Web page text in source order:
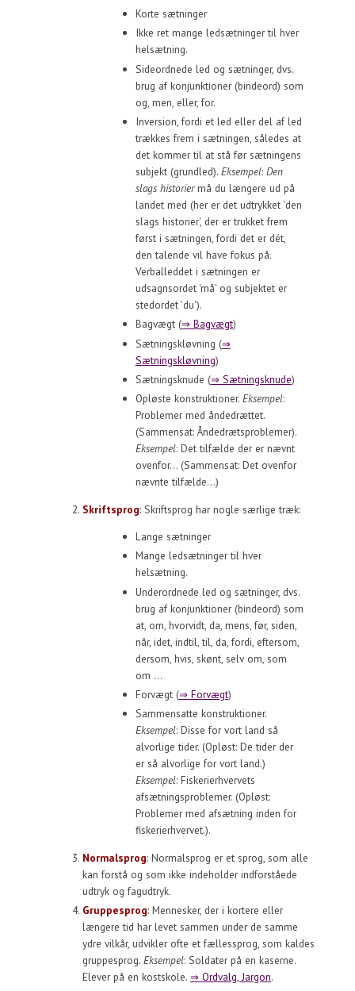
Korte sætninger
Ikke ret mange ledsætninger til hver
helsætning.
Sideordnede led og sætninger, dvs.
brug af konjunktioner (bindeord) som
og, men, eller, for.
Inversion, fordi et led eller del af led
trækkes frem i sætningen, således at
det kommer til at stå før sætningens
subjekt (grundled). Eksempel: Den
slags historiermå du længere ud på
landet med (her er det udtrykket 'den
slags historier', der er trukket frem
først i sætningen, fordi det er dét,
den talende vil have fokus på.
Verballeddet i sætningen er
udsagnsordet 'må' og subjektet er
stedordet 'du').
Bagvægt (⇒ Bagvægt)
Sætningskløvning (⇒
Sætningskløvning)
Sætningsknude (⇒ Sætningsknude)
Opløste konstruktioner. Eksempel:
Problemer med åndedrættet.
(Sammensat: Åndedrætsproblemer).
Eksempel: Det tilfælde der er nævnt
ovenfor... (Sammensat: Det ovenfor
nævnte tilfælde...)
Skriftsprog: Skriftsprog har nogle særlige træk:
Lange sætninger
Mange ledsætninger til hver
helsætning.
Underordnede led og sætninger, dvs.
brug af konjunktioner (bindeord) som
at, om, hvorvidt, da, mens, før, siden,
når, idet, indtil, til, da, fordi, eftersom,
dersom, hvis, skønt, selv om, som
om ...
Forvægt (⇒ Forvægt)
Sammensatte konstruktioner.
Eksempel: Disse for vort land så
alvorlige tider. (Opløst: De tider der
er så alvorlige for vort land.)
Eksempel: Fiskerierhvervets
afsætningsproblemer. (Opløst:
Problemer med afsætning inden for
fiskerierhvervet.).
Normalsprog: Normalsprog er et sprog, som alle
kan forstå og som ikke indeholder indforståede
udtryk og fagudtryk.
Gruppesprog: Mennesker, der i kortere eller
længere tid har levet sammen under de samme
ydre vilkår, udvikler ofte et fællessprog, som kaldes
gruppesprog.Eksempel: Soldater på en kaserne.
Elever på en kostskole.⇒ Ordvalg, Jargon.